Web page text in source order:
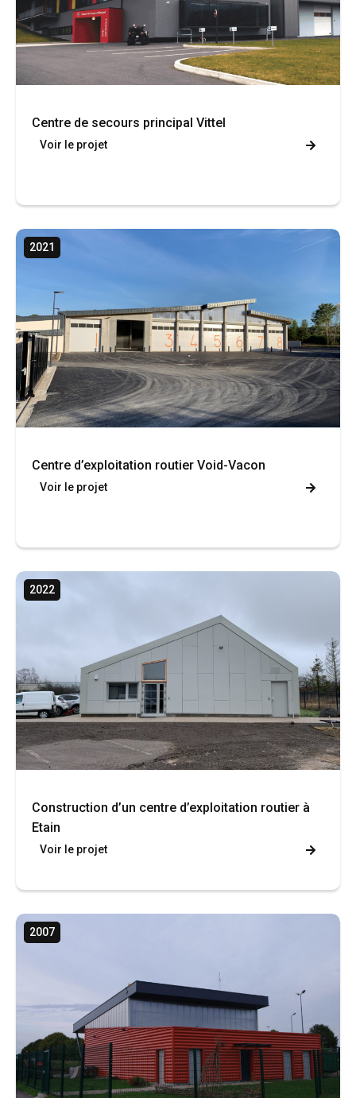
Centre de secours principal Vittel
Voir le projet
2021
Centre d’exploitation routier Void-Vacon
Voir le projet
2022
Construction d’un centre d’exploitation routier à
Etain
Voir le projet
2007